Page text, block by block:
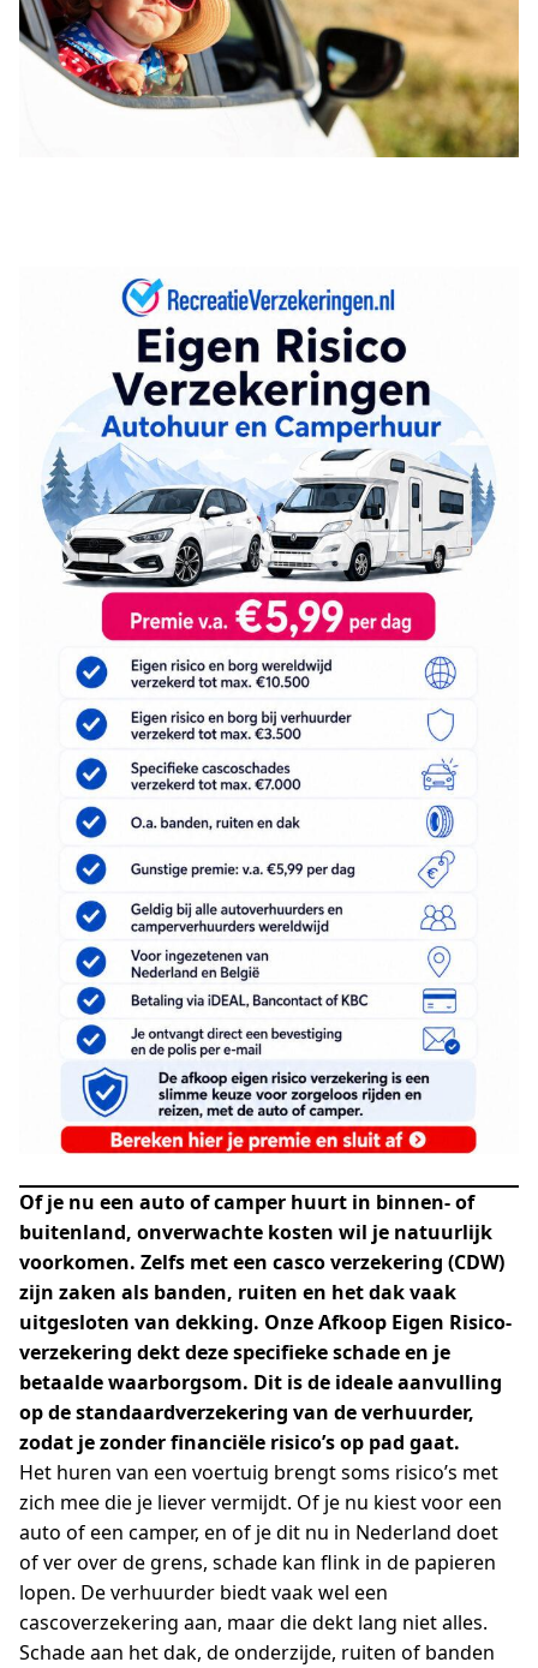
Of je nu een auto of camper huurt in binnen- of
buitenland, onverwachte kosten wil je natuurlijk
voorkomen. Zelfs met een casco verzekering (CDW)
zijn zaken als banden, ruiten en het dak vaak
uitgesloten van dekking. Onze Afkoop Eigen Risico-
verzekering dekt deze specifieke schade en je
betaalde waarborgsom. Dit is de ideale aanvulling
op de standaardverzekering van de verhuurder,
zodat je zonder financiële risico’s op pad gaat.
Het huren van een voertuig brengt soms risico’s met
zich mee die je liever vermijdt. Of je nu kiest voor een
auto of een camper, en of je dit nu in Nederland doet
of ver over de grens, schade kan flink in de papieren
lopen. De verhuurder biedt vaak wel een
cascoverzekering aan, maar die dekt lang niet alles.
Schade aan het dak, de onderzijde, ruiten of banden